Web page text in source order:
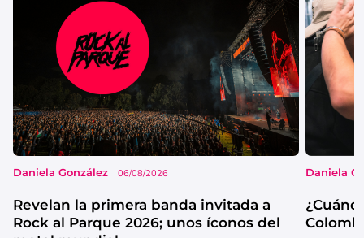
Daniela González 06/08/2026
Revelan la primera banda invitada a
Rock al Parque 2026; unos íconos del
Daniela